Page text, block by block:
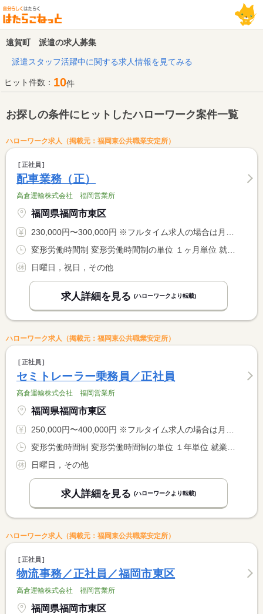
遠賀町 派遣の求人募集
派遣スタッフ活躍中に関する求人情報を見てみる
ヒット件数： 10件
お探しの条件にヒットしたハローワーク案件一覧
ハローワーク求人（掲載元：福岡東公共職業安定所）
正社員
配車業務（正）
高倉運輸株式会社 福岡営業所
福岡県福岡市東区
230,000円〜300,000円 ※フルタイム求人の場合は月額（換算額）、パート求人の場合は時間額を表示しています。
日曜日，祝日，その他
求人詳細を見る (ハローワークより転載)
ハローワーク求人（掲載元：福岡東公共職業安定所）
正社員
セミトレーラー乗務員／正社員
高倉運輸株式会社 福岡営業所
福岡県福岡市東区
250,000円〜400,000円 ※フルタイム求人の場合は月額（換算額）、パート求人の場合は時間額を表示しています。
日曜日，その他
求人詳細を見る (ハローワークより転載)
ハローワーク求人（掲載元：福岡東公共職業安定所）
正社員
物流事務／正社員／福岡市東区
高倉運輸株式会社 福岡営業所
福岡県福岡市東区